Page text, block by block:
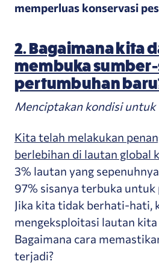
memperluas konservasi
2. Bagaimana kita
membuka
pertumbuhan
Menciptakan kondisi untuk
Kita telah melakukan
berlebihan di lautan global
3% lautan yang
97% sisanya terbuka untuk
Jika kita tidak berhati-hati,
mengeksploitasi lautan kita
Bagaimana cara
terjadi?